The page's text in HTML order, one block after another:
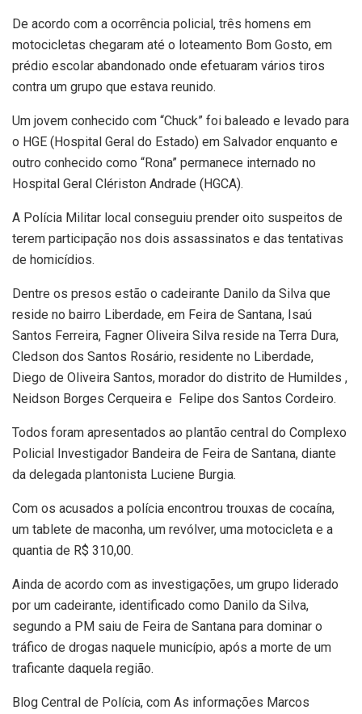
De acordo com a ocorrência policial, três homens em
motocicletas chegaram até o loteamento Bom Gosto, em
prédio escolar abandonado onde efetuaram vários tiros
contra um grupo que estava reunido.
Um jovem conhecido com “Chuck” foi baleado e levado para
o HGE (Hospital Geral do Estado) em Salvador enquanto e
outro conhecido como “Rona” permanece internado no
Hospital Geral Clériston Andrade (HGCA).
A Polícia Militar local conseguiu prender oito suspeitos de
terem participação nos dois assassinatos e das tentativas
de homicídios.
Dentre os presos estão o cadeirante Danilo da Silva que
reside no bairro Liberdade, em Feira de Santana, Isaú
Santos Ferreira, Fagner Oliveira Silva reside na Terra Dura,
Cledson dos Santos Rosário, residente no Liberdade,
Diego de Oliveira Santos, morador do distrito de Humildes ,
Neidson Borges Cerqueira e Felipe dos Santos Cordeiro.
Todos foram apresentados ao plantão central do Complexo
Policial Investigador Bandeira de Feira de Santana, diante
da delegada plantonista Luciene Burgia.
Com os acusados a polícia encontrou trouxas de cocaína,
um tablete de maconha, um revólver, uma motocicleta e a
quantia de R$ 310,00.
Ainda de acordo com as investigações, um grupo liderado
por um cadeirante, identificado como Danilo da Silva,
segundo a PM saiu de Feira de Santana para dominar o
tráfico de drogas naquele município, após a morte de um
traficante daquela região.
Blog Central de Polícia, com As informações Marcos